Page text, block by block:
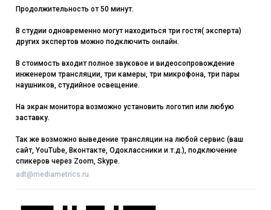
Продолжительность от 50 минут.
В студии одновременно могут находиться три гостя( эксперта)
других экспертов можно подключить онлайн.
В стоимость входит полное звуковое и видеосопровождение
инженером трансляции, три камеры, три микрофона, три пары
наушников, студийное освещение.
На экран монитора возможно установить логотип или любую
заставку.
Так же возможно выведение трансляции на любой сервис (ваш
сайт, YouTube, Вконтакте, Одоклассники и т.д.), подключение
спикеров через Zoom, Skype.
adt@mediametrics.ru